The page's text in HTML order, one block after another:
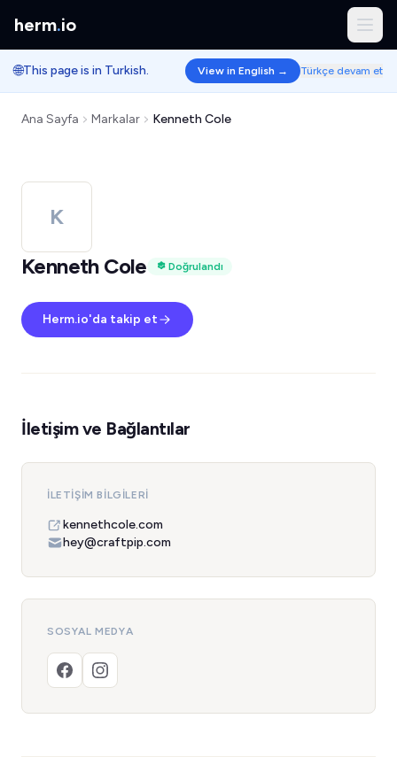
herm.io
🌐This page is in Turkish. View in English → Türkçe devam et
Ana Sayfa Markalar Kenneth Cole
K
Kenneth Cole
Doğrulandı
Herm.io'da takip et
İletişim ve Bağlantılar
İLETIŞIM BILGILERI
kennethcole.com
hey@craftpip.com
SOSYAL MEDYA